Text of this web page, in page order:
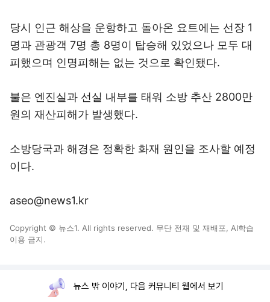
당시 인근 해상을 운항하고 돌아온 요트에는 선장 1
명과 관광객 7명 총 8명이 탑승해 있었으나 모두 대
피했으며 인명피해는 없는 것으로 확인됐다.
불은 엔진실과 선실 내부를 태워 소방 추산 2800만
원의 재산피해가 발생했다.
소방당국과 해경은 정확한 화재 원인을 조사할 예정
이다.
aseo@news1.kr
Copyright © 뉴스1. All rights reserved. 무단 전재 및 재배포, AI학습
이용 금지.
뉴스 밖 이야기, 다음 커뮤니티 웹에서 보기